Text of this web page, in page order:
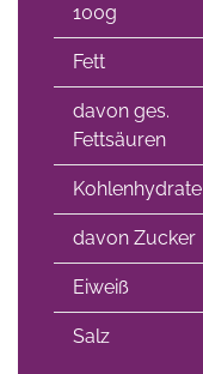
100g
Fett
davon ges.
Fettsäuren
Kohlenhydrate
davon Zucker
Eiweiß
Salz